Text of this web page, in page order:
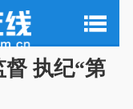
执纪“第